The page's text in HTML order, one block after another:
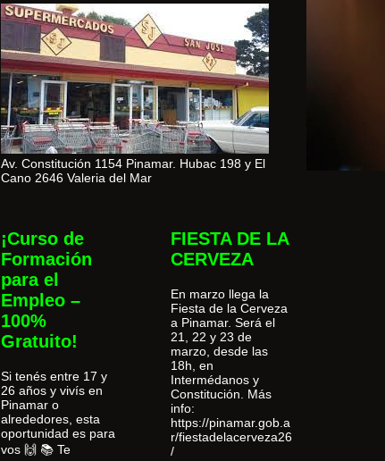
Av. Constitución 1154 Pinamar. Hubac 198 y El
Cano 2646 Valeria del Mar
¡Curso de
Formación
para el
Empleo –
100%
Gratuito!
Si tenés entre 17 y
26 años y vivís en
Pinamar o
alrededores, esta
oportunidad es para
vos 🙌 📚 Te
FIESTA DE LA
CERVEZA
En marzo llega la
Fiesta de la Cerveza
a Pinamar. Será el
21, 22 y 23 de
marzo, desde las
18h, en
Intermédanos y
Constitución. Más
info:
https://pinamar.gob.a
r/fiestadelacerveza26
/